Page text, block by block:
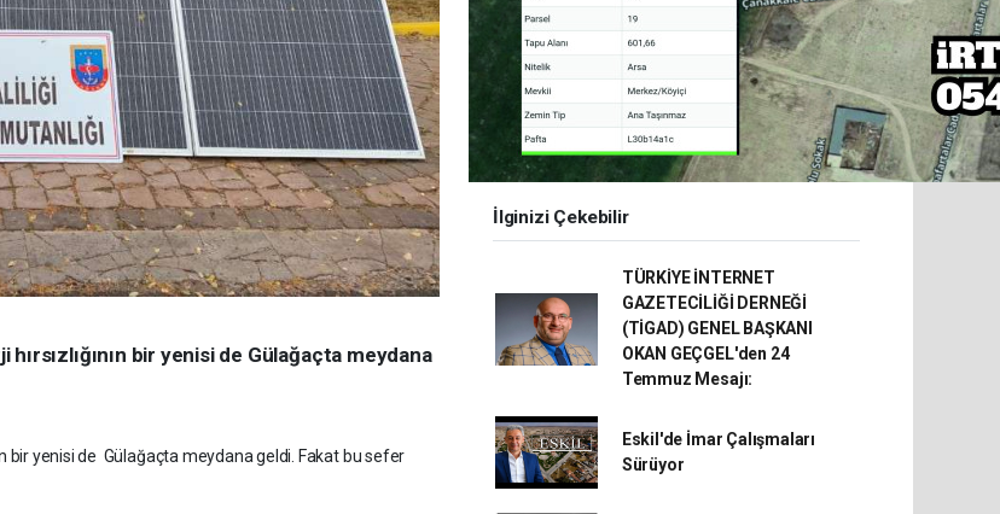
bir yenisi de Gülağaçta meydana
bir yenisi de Gülağaçta meydana geldi. Fakat bu sefer
İlginizi Çekebilir
TÜRKİYE İNTERNET
GAZETECİLİĞİ DERNEĞİ
(TİGAD) GENEL BAŞKANI
OKAN GEÇGEL'den 24
Temmuz Mesajı:
Eskil'de İmar Çalışmaları
Sürüyor